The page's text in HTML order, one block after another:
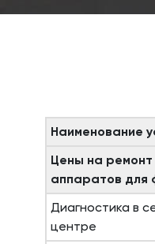
Наименование
Цены на ремонт
аппаратов для
Диагностика в
центре